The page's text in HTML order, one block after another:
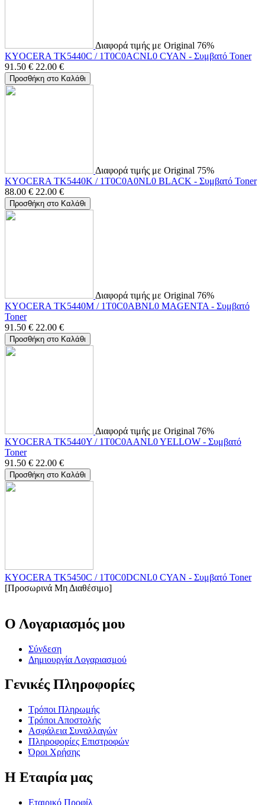
Διαφορά τιμής με Original 76%
KYOCERA TK5440C / 1T0C0ACNL0 CYAN - Συμβατό Toner
91.50 € 22.00 €
Προσθήκη στο Καλάθι
Διαφορά τιμής με Original 75%
KYOCERA TK5440K / 1T0C0A0NL0 BLACK - Συμβατό Toner
88.00 € 22.00 €
Προσθήκη στο Καλάθι
Διαφορά τιμής με Original 76%
KYOCERA TK5440M / 1T0C0ABNL0 MAGENTA - Συμβατό
Toner
91.50 € 22.00 €
Προσθήκη στο Καλάθι
Διαφορά τιμής με Original 76%
KYOCERA TK5440Y / 1T0C0AANL0 YELLOW - Συμβατό
Toner
91.50 € 22.00 €
Προσθήκη στο Καλάθι
KYOCERA TK5450C / 1T0C0DCNL0 CYAN - Συμβατό Toner
[Προσωρινά Μη Διαθέσιμο]
Ο Λογαριασμός μου
Σύνδεση
Δημιουργία Λογαριασμού
Γενικές Πληροφορίες
Τρόποι Πληρωμής
Τρόποι Αποστολής
Ασφάλεια Συναλλαγών
Πληροφορίες Επιστροφών
Όροι Χρήσης
Η Εταιρία μας
Εταιρικό Προφίλ